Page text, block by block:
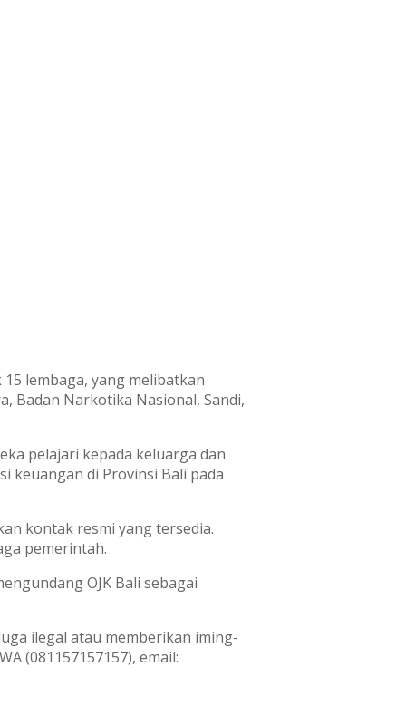
lembaga, yang melibatkan
Badan Narkotika Nasional, Sandi,
pelajari kepada keluarga dan
keuangan di Provinsi Bali pada
kontak resmi yang tersedia.
pemerintah.
OJK Bali sebagai
ilegal atau memberikan iming-
(081157157157), email: